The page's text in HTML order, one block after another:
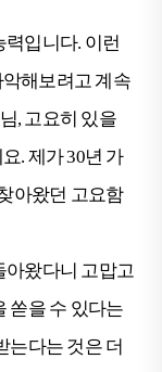
력입니다. 이런
해보려고 계속
, 고요히 있을
. 제가 30년 가
아왔던 고요함
아왔다니 고맙고
쏟을 수 있다는
는다는 것은 더